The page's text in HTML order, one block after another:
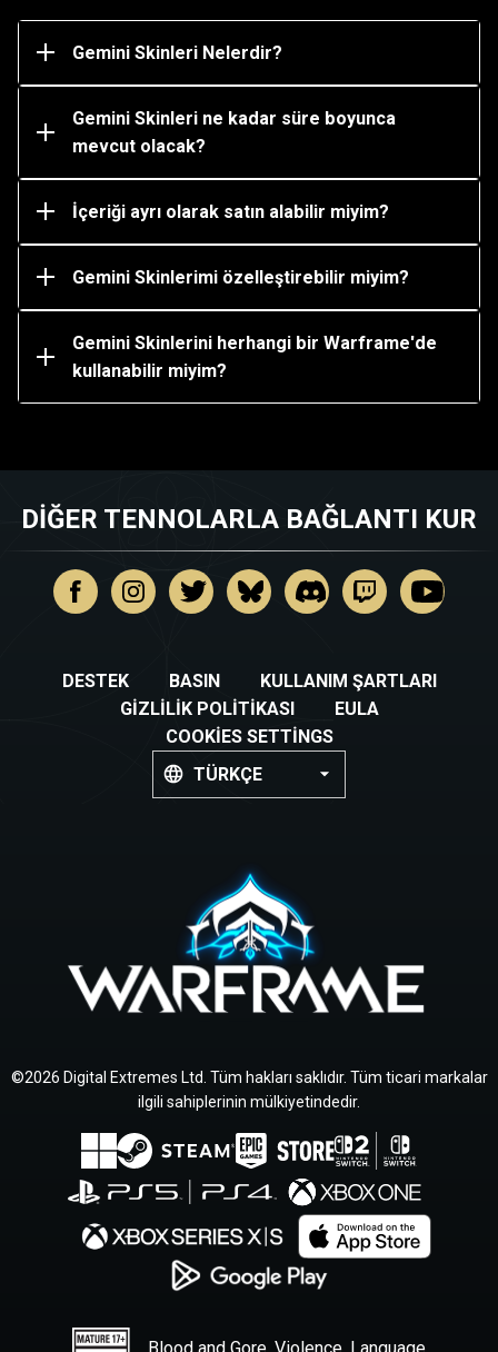
Gemini Skinleri Nelerdir?
kuşanarak ve kullanarak Warframe'iniz ve ilgili Gemini
Skin'i arasında değişim yapabilirsiniz.
Gemini Skinleri ne kadar süre boyunca
mevcut olacak?
Gemini Skin'leri oyun içi Market'te süresiz olarak
Platinum karşılığında mevcut olacak. Ancak, bonus
Platinum içeren ve yerel para birimiyle satın alınan
paketler yalnızca sınırlı bir süre için mevcut olacaktır.
İçeriği ayrı olarak satın alabilir miyim?
Gemini Skinlerini tek tek oyun içi Market'ten Platinum
karşılığında satın alabilirsiniz.
Gemini Skinlerimi özelleştirebilir miyim?
Evet, Gemini Skinlerinizi renklerini değiştirerek veya
Zırh ve Syandana gibi eklentiler ekleyerek
özelleştirebilirsiniz.
Gemini Skinlerini herhangi bir Warframe'de
kullanabilir miyim?
Hayır, Gemini Skin'lerini yalnızca ilişkili Warframe'de
(ve Prime varyantında) kullanabilirsiniz. Örneğin,
yalnızca Mag ve Mag Prime Aoi Gemini Skin'ini
kullanabilir.
DIĞER TENNOLARLA BAĞLANTI KUR
DESTEK BASIN
KULLANIM ŞARTLARI
GIZLILIK POLITIKASI
EULA
COOKIES SETTINGS
TÜRKÇE
©2026 Digital Extremes Ltd. Tüm hakları saklıdır. Tüm ticari markalar
ilgili sahiplerinin mülkiyetindedir.